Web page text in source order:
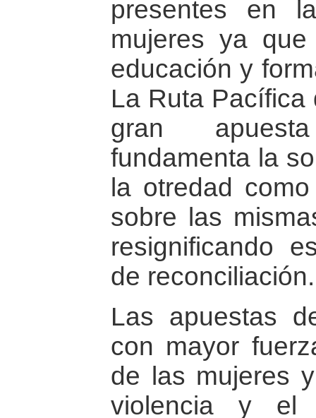
presentes en
mujeres ya
educación y
La Ruta
gran
fundamenta la
la otredad
sobre las
resignificando
de reconciliación.
Las apuestas
con mayor
de las mujeres
violencia y el